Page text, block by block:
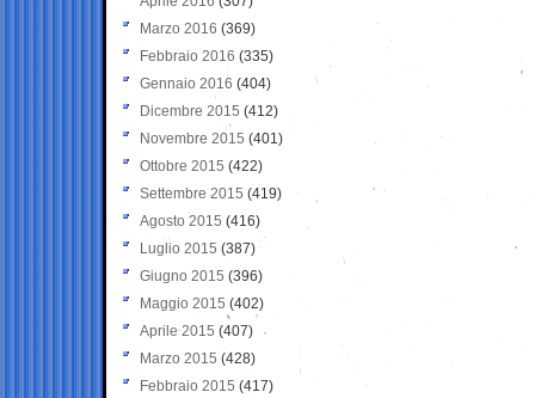
Marzo 2016 (369)
Febbraio 2016 (335)
Gennaio 2016 (404)
Dicembre 2015 (412)
Novembre 2015 (401)
Ottobre 2015 (422)
Settembre 2015 (419)
Agosto 2015 (416)
Luglio 2015 (387)
Giugno 2015 (396)
Maggio 2015 (402)
Aprile 2015 (407)
Marzo 2015 (428)
Febbraio 2015 (417)